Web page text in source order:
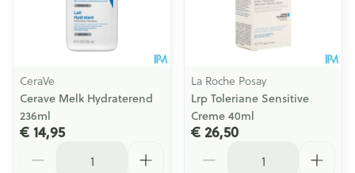
CeraVe
Cerave Melk Hydraterend
236ml
€ 14,95
La Roche Posay
Lrp Toleriane Sensitive
Creme 40ml
€ 26,50